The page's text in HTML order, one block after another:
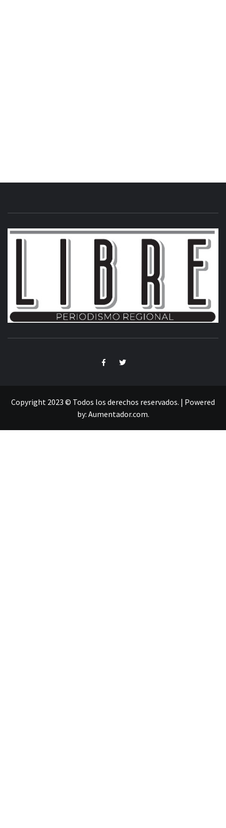
Copyright 2023 © Todos los derechos reservados. | Powered
by: Aumentador.com.